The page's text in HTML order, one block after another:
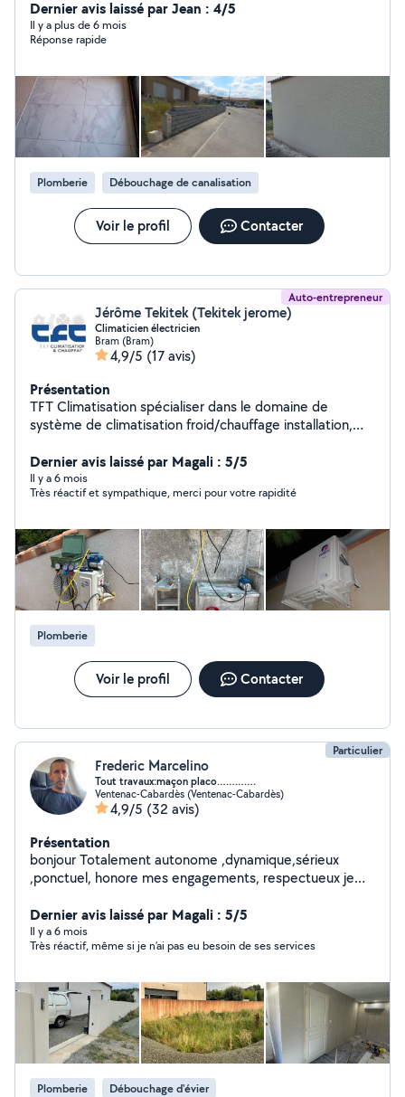
classique poteaux, mur de soutènement, piscine ,
cabanon de jardin, maison individuelle, fondation ,
plancher, revêtement de façade etc ..
Dernier avis laissé par Jean : 4/5
Il y a plus de 6 mois
Réponse rapide
Plomberie Débouchage de canalisation
Voir le profil Contacter
Auto-entrepreneur
Jérôme Tekitek (Tekitek jerome)
Climaticien électricien
Bram (Bram)
4,9/5 (17 avis)
Présentation
TFT Climatisation spécialiser dans le domaine de
système de climatisation froid/chauffage installation,
Dernier avis laissé par Magali : 5/5
Il y a 6 mois
Très réactif et sympathique, merci pour votre rapidité
Plomberie
Voir le profil Contacter
Particulier
Frederic Marcelino
Tout travaux:maçon placo………….
Ventenac-Cabardès (Ventenac-Cabardès)
4,9/5 (32 avis)
Présentation
bonjour Totalement autonome ,dynamique,sérieux
,ponctuel, honore mes engagements, respectueux je
particulièrement la maçonnerie ou tout autre , mais
Dernier avis laissé par Magali : 5/5
Il y a 6 mois
Très réactif, même si je n’ai pas eu besoin de ses services
Plomberie Débouchage d'évier